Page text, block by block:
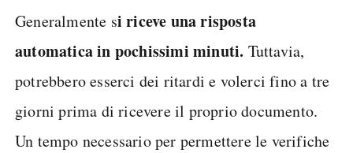
Generalmente si riceve una risposta
automatica in pochissimi minuti. Tuttavia,
potrebbero esserci dei ritardi e volerci fino a tre
giorni prima di ricevere il proprio documento.
Un tempo necessario per permettere le verifiche